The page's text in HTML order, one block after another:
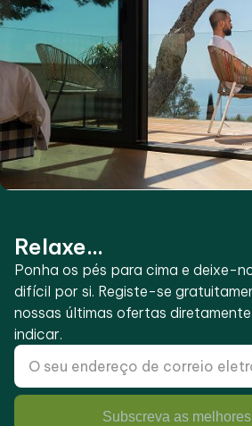
Relaxe...
Ponha os pés para cima e deixe-
difícil por si. Registe-se
nossas últimas ofertas
indicar.
Subscreva as